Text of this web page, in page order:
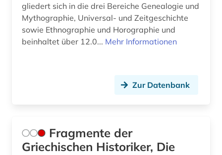
gliedert sich in die drei Bereiche Genealogie und
Mythographie, Universal- und Zeitgeschichte
sowie Ethnographie und Horographie und
beinhaltet über 12.0... Mehr Informationen
Zur Datenbank
Fragmente der
Griechischen Historiker, Die